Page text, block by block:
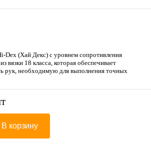
Dex (Хай Декс) с уровнем сопротивления
вязки 18 класса, которая обеспечивает
рук, необходимую для выполнения точных
В корзину